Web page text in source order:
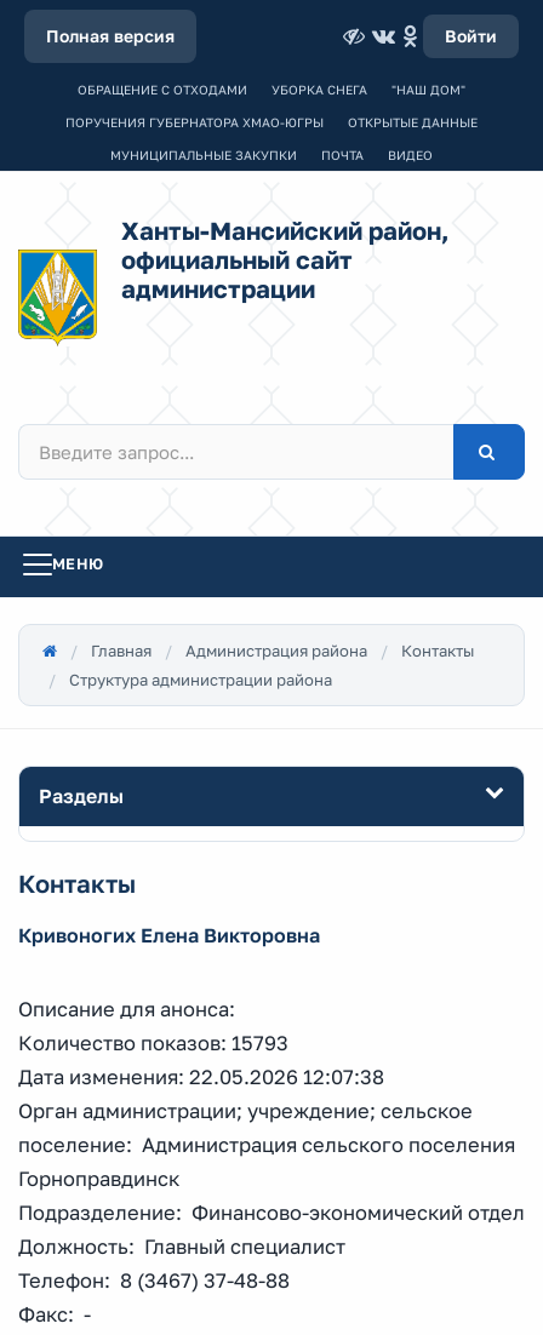
Полная версия Войти
ОБРАЩЕНИЕ С ОТХОДАМИ УБОРКА СНЕГА "НАШ ДОМ"
ПОРУЧЕНИЯ ГУБЕРНАТОРА ХМАО-ЮГРЫ ОТКРЫТЫЕ ДАННЫЕ
МУНИЦИПАЛЬНЫЕ ЗАКУПКИ ПОЧТА ВИДЕО
Ханты-Мансийский район,
официальный сайт
администрации
МЕНЮ
Главная Администрация района
Контакты
Структура администрации района
Разделы
Контакты
Кривоногих Елена Викторовна
Описание для анонса:
Количество показов: 15793
Дата изменения: 22.05.2026 12:07:38
Орган администрации; учреждение; сельское
поселение: Администрация сельского поселения
Горноправдинск
Подразделение: Финансово-экономический отдел
Должность: Главный специалист
Телефон: 8 (3467) 37-48-88
Факс: -